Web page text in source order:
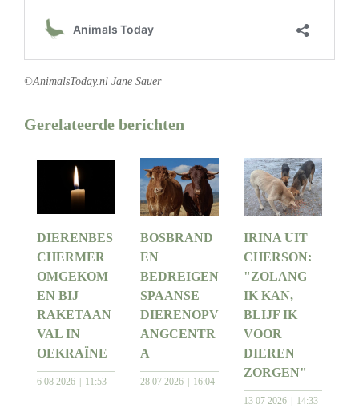
©AnimalsToday.nl Jane Sauer
Gerelateerde berichten
DIERENBES
CHERMER
OMGEKOM
EN BIJ
RAKETAAN
VAL IN
OEKRAÏNE
6 08 2026 11:53
BOSBRAND
EN
BEDREIGEN
SPAANSE
DIERENOPV
ANGCENTR
A
28 07 2026 16:04
IRINA UIT
CHERSON:
"ZOLANG
IK KAN,
BLIJF IK
VOOR
DIEREN
ZORGEN"
13 07 2026 14:33